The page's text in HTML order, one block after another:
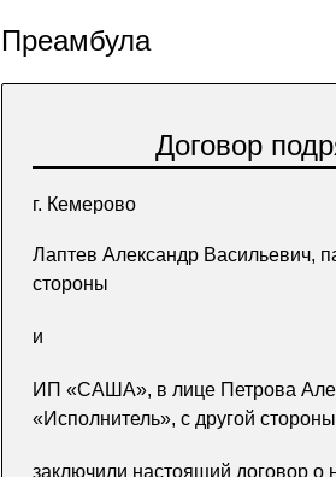
Преамбула
Договор
г. Кемерово
Лаптев Александр Васильевич,
стороны
и
ИП «САША», в лице Петрова
«Исполнитель», с другой стороны
заключили настоящий договор